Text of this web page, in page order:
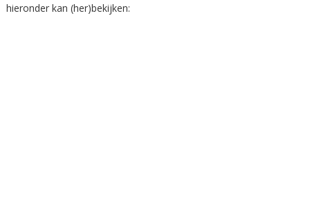
hieronder kan (her)bekijken: